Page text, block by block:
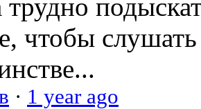
трудно
чтобы слушать
· 1 year ago